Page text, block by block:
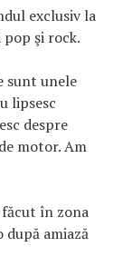
exclusiv la
şi rock.
sunt unele
lipsesc
despre
motor. Am
făcut în zona
amiază